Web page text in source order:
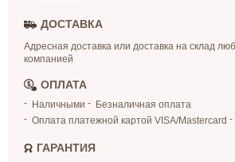
ДОСТАВКА
Адресная доставка или доставка на склад
компанией
ОПЛАТА
Наличными
Безналичная оплата
Оплата платежной картой VISA/Mastercard
ГАРАНТИЯ